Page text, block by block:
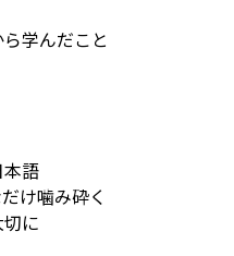
学んだこと
語
け噛み砕く
に